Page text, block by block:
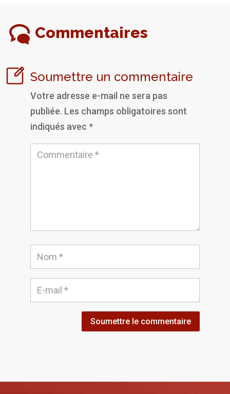
Commentaires
Soumettre un commentaire
Votre adresse e-mail ne sera pas
publiée. Les champs obligatoires sont
indiqués avec *
Soumettre le commentaire